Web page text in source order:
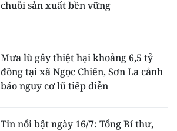
chuỗi sản xuất bền vững
Mưa lũ gây thiệt hại khoảng 6,5 tỷ
đồng tại xã Ngọc Chiến, Sơn La cảnh
báo nguy cơ lũ tiếp diễn
Tin nổi bật ngày 16/7: Tổng Bí thư,